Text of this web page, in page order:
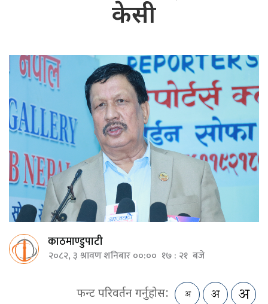
केसी
काठमाण्डुपाटी
२०८२, ३ श्रावण शनिबार ००:०० १७ : २१ बजे
फन्ट परिवर्तन गर्नुहोस: